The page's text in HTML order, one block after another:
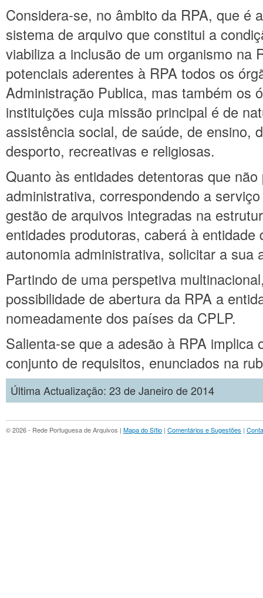
Considera-se, no âmbito da RPA, que é
sistema de arquivo que constitui a
viabiliza a inclusão de um organismo na
potenciais aderentes à RPA todos os
Administração Publica, mas também os
instituições cuja missão principal é de
assistência social, de saúde, de ensino,
desporto, recreativas e religiosas.
Quanto às entidades detentoras que
administrativa, correspondendo a
gestão de arquivos integradas na
entidades produtoras, caberá à entidade
autonomia administrativa, solicitar a sua
Partindo de uma perspetiva
possibilidade de abertura da RPA a
nomeadamente dos países da CPLP.
Salienta-se que a adesão à RPA implica
conjunto de requisitos, enunciados na
Última Actualização: 23 de Janeiro de 2014
© 2026 - Rede Portuguesa de Arquivos | Mapa do Sítio | Comentários e Sugestões |